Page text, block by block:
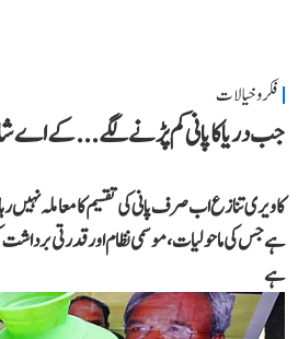
فکر و خیالات
جب دریا کا پانی کم پڑنے لگے...کے اے
کاویری تنازع اب صرف پانی کی تقسیم کا معاملہ نہیں
ہے جس کی ماحولیات، موسمی نظام اور قدرتی
ہے